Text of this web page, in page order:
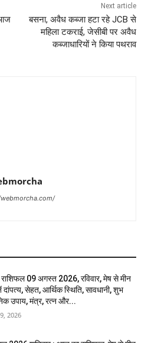
Next article
बसना, अवैध कब्जा हटा रहे JCB से
महिला टकराई, जेसीबी पर अवैध
कब्जाधारियों ने किया पथराव
09 अगस्त 2026, रविवार, मेष से मीन
सेहत, आर्थिक स्थिति, सावधानी, शुभ
उपाय, मंत्र, रत्न और...
2026